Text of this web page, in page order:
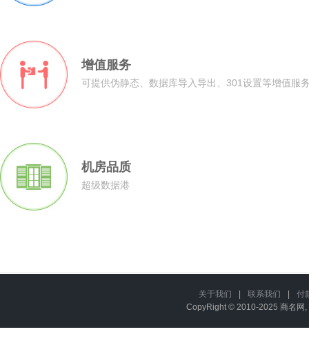
增值服务
可提供伪静态、数据库导入导出、301设置等增值服
机房品质
超级数据港
关于我们 联系我们
付
CopyRight © 2010-2025 商名